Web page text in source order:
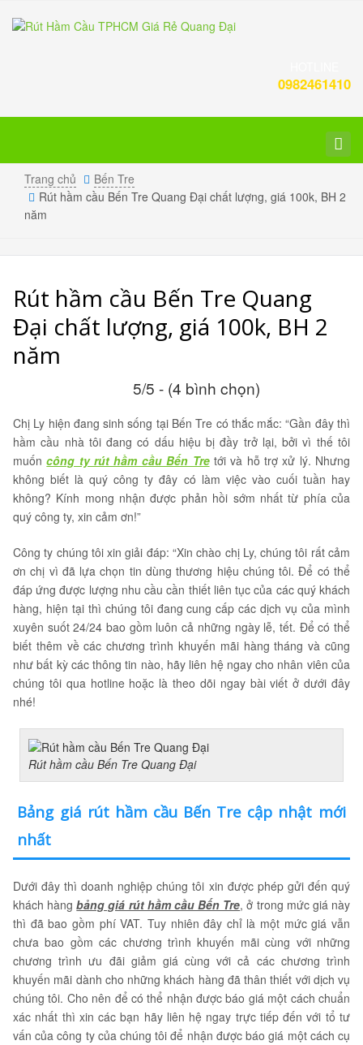
0982461410
Trang chủ
Bến Tre
Rút hầm cầu Bến Tre Quang Đại chất lượng, giá 100k, BH 2
năm
Rút hầm cầu Bến Tre Quang
Đại chất lượng, giá 100k, BH 2
năm
5/5 - (4 bình chọn)
Chị Ly hiện đang sinh sống tại Bến Tre có thắc mắc: “Gần đây thì
hầm cầu nhà tôi đang có dấu hiệu bị đầy trở lại, bởi vì thế tôi
muốncông ty rút hầm cầu Bến Tretới và hỗ trợ xử lý. Nhưng
không biết là quý công ty đây có làm việc vào cuối tuần hay
không? Kính mong nhận được phản hồi sớm nhất từ phía của
quý công ty, xin cảm ơn!”
Công ty chúng tôi xin giải đáp: “Xin chào chị Ly, chúng tôi rất cảm
ơn chị vì đã lựa chọn tin dùng thương hiệu chúng tôi. Để có thể
đáp ứng được lượng nhu cầu cần thiết liên tục của các quý khách
hàng, hiện tại thì chúng tôi đang cung cấp các dịch vụ của mình
xuyên suốt 24/24 bao gồm luôn cả những ngày lễ, tết. Để có thể
biết thêm về các chương trình khuyến mãi hàng tháng và cũng
như bất kỳ các thông tin nào, hãy liên hệ ngay cho nhân viên của
chúng tôi qua hotline hoặc là theo dõi ngay bài viết ở dưới đây
nhé!
Rút hầm cầu Bến Tre Quang Đại
Bảng giá rút hầm cầu Bến Tre cập nhật mới
nhất
Dưới đây thì doanh nghiệp chúng tôi xin được phép gửi đến quý
khách hàngbảng giá rút hầm cầu Bến Tre, ở trong mức giá này
thì đã bao gồm phí VAT. Tuy nhiên đây chỉ là một mức giá vẫn
chưa bao gồm các chương trình khuyến mãi cùng với những
chương trình ưu đãi giảm giá cùng với cả các chương trình
khuyến mãi dành cho những khách hàng đã thân thiết với dịch vụ
chúng tôi. Cho nên để có thể nhận được báo giá một cách chuẩn
xác nhất thì xin các bạn hãy liên hệ ngay trực tiếp đến với tổ tư
vấn của công ty của chúng tôi để nhận được báo giá một cách cụ